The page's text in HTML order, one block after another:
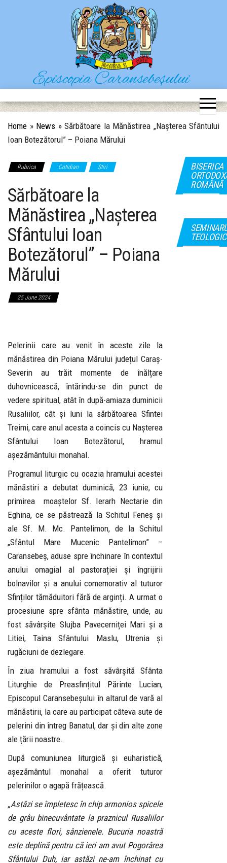
Episcopia Caransebeșului
Situl oficial al Episcopiei Caransebeșului
Home » News » Sărbătoare la Mănăstirea „Nașterea Sfântului
Ioan Botezătorul” – Poiana Mărului
Rubrica Cotidian Știri
Sărbătoare la
Mănăstirea „Nașterea
Sfântului Ioan
Botezătorul” – Poiana
Mărului
25 June 2024
Pelerinii care au venit în aceste zile la
mănăstirea din Poiana Mărului județul Caraș-
Severin au trăit momente de înălțare
duhovnicească, întărindu-se din punct de
vedere spiritual, atât în după-amiaza duminicii
Rusaliilor, cât și luni la sărbătoarea Sfintei
Treimi, care anul acesta a coincis cu Nașterea
Sfântului Ioan Botezătorul, hramul
așezământului monahal.
Programul liturgic cu ocazia hramului acestei
mănăstiri a debutat duminică, 23 iunie, cu
primirea moaștelor Sf. Ierarh Nectarie din
Eghina, ce se păstrează la Schitul Feneș și
ale Sf. M. Mc. Pantelimon, de la Schitul
„Sfântul Mare Mucenic Pantelimon” –
Caransebeș, aduse spre închinare în contextul
anului omagial al pastorației și îngrijirii
bolnavilor și a anului comemorativ al tuturor
Sfinților tămăduitori fără de arginți. A urmat o
procesiune spre sfânta mănăstire, unde, au
fost săvârșite Slujba Pavecerniței Mari și a
Litiei, Taina Sfântului Maslu, Utrenia și
rugăciuni de dezlegare.
În ziua hramului a fost săvârșită Sfânta
Liturghie de Preasfințitul Părinte Lucian,
Episcopul Caransebeșului în altarul de vară al
mănăstirii, la care au participat câteva sute de
pelerini din întreg Banatul, dar și din alte zone
ale țării noastre.
După comuniunea liturgică și euharistică,
așezământul monahal a oferit tuturor
pelerinilor o agapă frățească.
„Astăzi se împletesc în chip armonios spicele
de grâu binecuvântate la praznicul Rusaliilor
cu aceste flori, sânzienele. Bucuria noastră
este deplină pentru că ieri am avut Pogorârea
Sfântului Duh, iar astăzi ne-am închinat cu
BISERICA
ROMÂNĂ
TEOLOGIC